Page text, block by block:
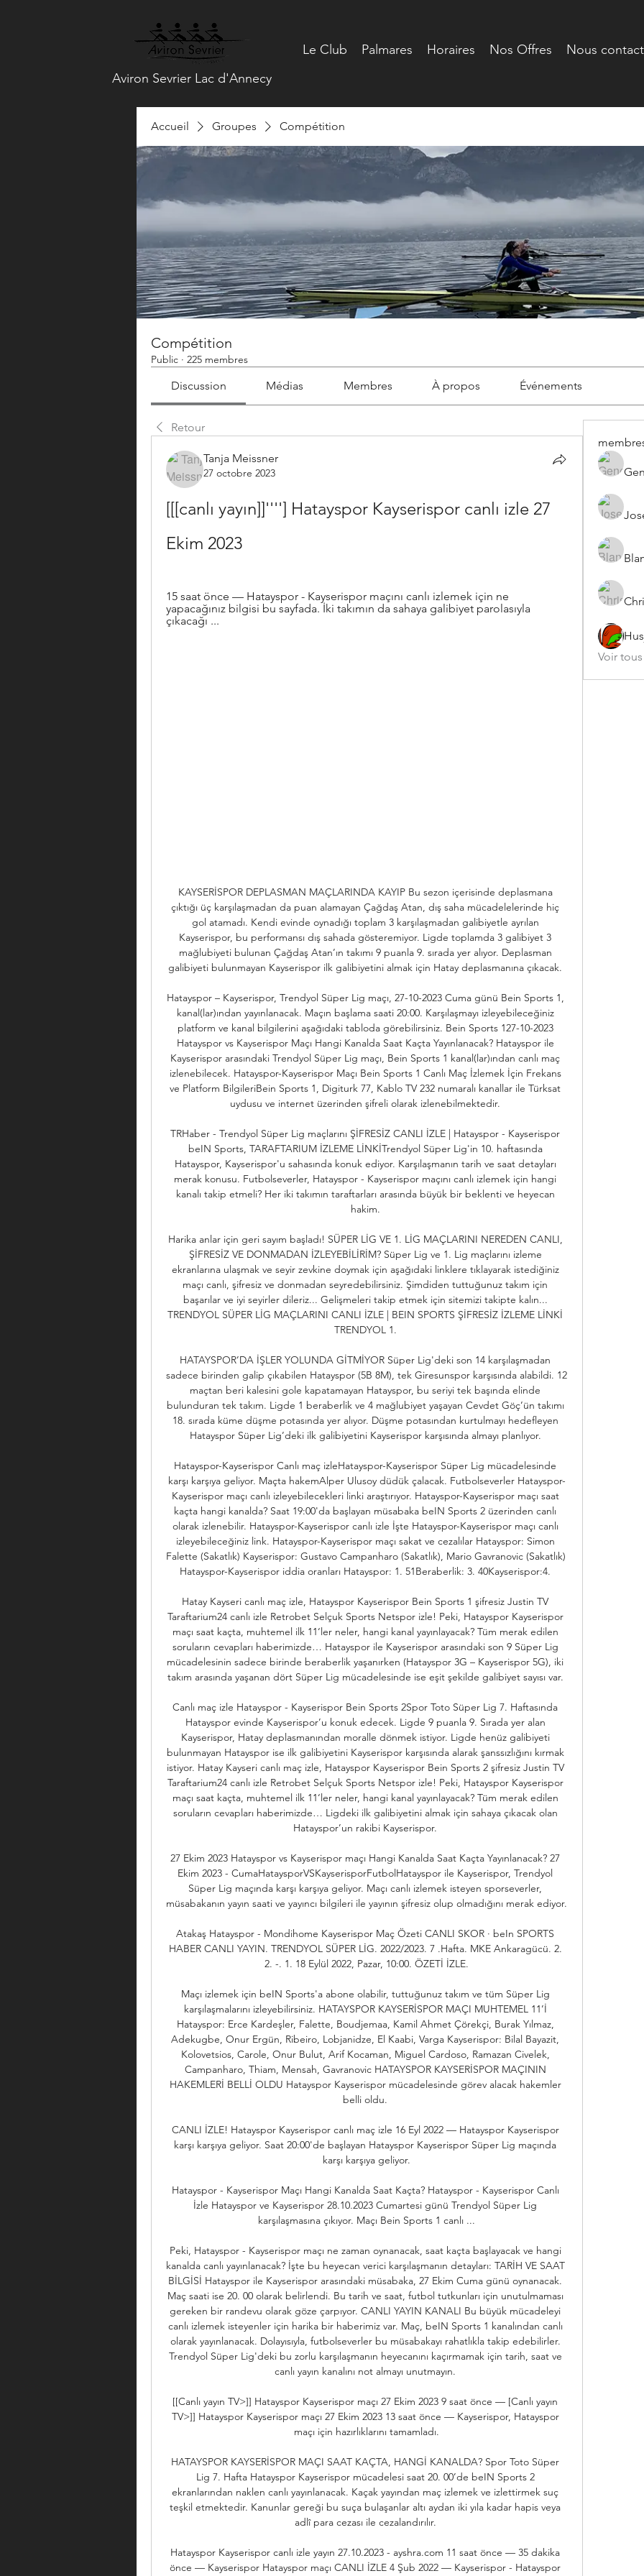
Le Club Palmares Horaires Nos Offres Nous
Aviron Sevrier Lac d'Annecy
Accueil Groupes Compétition
Compétition
Public · 225 membres
Discussion Médias Membres À propos Événements
Retour
Tanja Meissner
27 octobre 2023
[[[canlı yayın]]''''] Hatayspor Kayserispor canlı izle 27
Ekim 2023
15 saat önce — Hatayspor - Kayserispor maçını canlı izlemek için ne
yapacağınız bilgisi bu sayfada. İki takımın da sahaya galibiyet parolasıyla
çıkacağı ...
KAYSERİSPOR DEPLASMAN MAÇLARINDA KAYIP Bu sezon içerisinde deplasmana
çıktığı üç karşılaşmadan da puan alamayan Çağdaş Atan, dış saha mücadelelerinde hiç
gol atamadı. Kendi evinde oynadığı toplam 3 karşılaşmadan galibiyetle ayrılan
Kayserispor, bu performansı dış sahada gösteremiyor. Ligde toplamda 3 galibiyet 3
mağlubiyeti bulunan Çağdaş Atan’ın takımı 9 puanla 9. sırada yer alıyor. Deplasman
galibiyeti bulunmayan Kayserispor ilk galibiyetini almak için Hatay deplasmanına çıkacak.
Hatayspor – Kayserispor, Trendyol Süper Lig maçı, 27-10-2023 Cuma günü Bein Sports 1,
kanal(lar)ından yayınlanacak. Maçın başlama saati 20:00. Karşılaşmayı izleyebileceğiniz
platform ve kanal bilgilerini aşağıdaki tabloda görebilirsiniz. Bein Sports 127-10-2023
Hatayspor vs Kayserispor Maçı Hangi Kanalda Saat Kaçta Yayınlanacak? Hatayspor ile
Kayserispor arasındaki Trendyol Süper Lig maçı, Bein Sports 1 kanal(lar)ından canlı maç
izlenebilecek. Hatayspor-Kayserispor Maçı Bein Sports 1 Canlı Maç İzlemek İçin Frekans
ve Platform BilgileriBein Sports 1, Digiturk 77, Kablo TV 232 numaralı kanallar ile Türksat
uydusu ve internet üzerinden şifreli olarak izlenebilmektedir.
TRHaber - Trendyol Süper Lig maçlarını ŞİFRESİZ CANLI İZLE | Hatayspor - Kayserispor
beIN Sports, TARAFTARIUM İZLEME LİNKİTrendyol Süper Lig'in 10. haftasında
Hatayspor, Kayserispor'u sahasında konuk ediyor. Karşılaşmanın tarih ve saat detayları
merak konusu. Futbolseverler, Hatayspor - Kayserispor maçını canlı izlemek için hangi
kanalı takip etmeli? Her iki takımın taraftarları arasında büyük bir beklenti ve heyecan
hakim.
Harika anlar için geri sayım başladı! SÜPER LİG VE 1. LİG MAÇLARINI NEREDEN CANLI,
ŞİFRESİZ VE DONMADAN İZLEYEBİLİRİM? Süper Lig ve 1. Lig maçlarını izleme
ekranlarına ulaşmak ve seyir zevkine doymak için aşağıdaki linklere tıklayarak istediğiniz
maçı canlı, şifresiz ve donmadan seyredebilirsiniz. Şimdiden tuttuğunuz takım için
başarılar ve iyi seyirler dileriz... Gelişmeleri takip etmek için sitemizi takipte kalın...
TRENDYOL SÜPER LİG MAÇLARINI CANLI İZLE | BEIN SPORTS ŞİFRESİZ İZLEME LİNKİ
TRENDYOL 1.
HATAYSPOR’DA İŞLER YOLUNDA GİTMİYOR Süper Lig'deki son 14 karşılaşmadan
sadece birinden galip çıkabilen Hatayspor (5B 8M), tek Giresunspor karşısında alabildi. 12
maçtan beri kalesini gole kapatamayan Hatayspor, bu seriyi tek başında elinde
bulunduran tek takım. Ligde 1 beraberlik ve 4 mağlubiyet yaşayan Cevdet Göç’ün takımı
18. sırada küme düşme potasında yer alıyor. Düşme potasından kurtulmayı hedefleyen
Hatayspor Süper Lig’deki ilk galibiyetini Kayserispor karşısında almayı planlıyor.
Hatayspor-Kayserispor Canlı maç izleHatayspor-Kayserispor Süper Lig mücadelesinde
karşı karşıya geliyor. Maçta hakemAlper Ulusoy düdük çalacak. Futbolseverler Hatayspor-
Kayserispor maçı canlı izleyebilecekleri linki araştırıyor. Hatayspor-Kayserispor maçı saat
kaçta hangi kanalda? Saat 19:00'da başlayan müsabaka beIN Sports 2 üzerinden canlı
olarak izlenebilir. Hatayspor-Kayserispor canlı izle İşte Hatayspor-Kayserispor maçı canlı
izleyebileceğiniz link. Hatayspor-Kayserispor maçı sakat ve cezalılar Hatayspor: Simon
Falette (Sakatlık) Kayserispor: Gustavo Campanharo (Sakatlık), Mario Gavranovic (Sakatlık)
Hatayspor-Kayserispor iddia oranları Hatayspor: 1. 51Beraberlik: 3. 40Kayserispor:4.
Hatay Kayseri canlı maç izle, Hatayspor Kayserispor Bein Sports 1 şifresiz Justin TV
Taraftarium24 canlı izle Retrobet Selçuk Sports Netspor izle! Peki, Hatayspor Kayserispor
maçı saat kaçta, muhtemel ilk 11‘ler neler, hangi kanal yayınlayacak? Tüm merak edilen
soruların cevapları haberimizde… Hatayspor ile Kayserispor arasındaki son 9 Süper Lig
mücadelesinin sadece birinde beraberlik yaşanırken (Hatayspor 3G – Kayserispor 5G), iki
takım arasında yaşanan dört Süper Lig mücadelesinde ise eşit şekilde galibiyet sayısı var.
Canlı maç izle Hatayspor - Kayserispor Bein Sports 2Spor Toto Süper Lig 7. Haftasında
Hatayspor evinde Kayserispor’u konuk edecek. Ligde 9 puanla 9. Sırada yer alan
Kayserispor, Hatay deplasmanından moralle dönmek istiyor. Ligde henüz galibiyeti
bulunmayan Hatayspor ise ilk galibiyetini Kayserispor karşısında alarak şanssızlığını kırmak
istiyor. Hatay Kayseri canlı maç izle, Hatayspor Kayserispor Bein Sports 2 şifresiz Justin TV
Taraftarium24 canlı izle Retrobet Selçuk Sports Netspor izle! Peki, Hatayspor Kayserispor
maçı saat kaçta, muhtemel ilk 11‘ler neler, hangi kanal yayınlayacak? Tüm merak edilen
soruların cevapları haberimizde… Ligdeki ilk galibiyetini almak için sahaya çıkacak olan
Hatayspor’un rakibi Kayserispor.
27 Ekim 2023 Hatayspor vs Kayserispor maçı Hangi Kanalda Saat Kaçta Yayınlanacak? 27
Ekim 2023 - CumaHataysporVSKayserisporFutbolHatayspor ile Kayserispor, Trendyol
Süper Lig maçında karşı karşıya geliyor. Maçı canlı izlemek isteyen sporseverler,
müsabakanın yayın saati ve yayıncı bilgileri ile yayının şifresiz olup olmadığını merak ediyor.
Atakaş Hatayspor - Mondihome Kayserispor Maç Özeti CANLI SKOR · beIn SPORTS
HABER CANLI YAYIN. TRENDYOL SÜPER LİG. 2022/2023. 7 .Hafta. MKE Ankaragücü. 2.
2. -. 1. 18 Eylül 2022, Pazar, 10:00. ÖZETİ İZLE.
Maçı izlemek için beIN Sports'a abone olabilir, tuttuğunuz takım ve tüm Süper Lig
karşılaşmalarını izleyebilirsiniz. HATAYSPOR KAYSERİSPOR MAÇI MUHTEMEL 11’İ
Hatayspor: Erce Kardeşler, Falette, Boudjemaa, Kamil Ahmet Çörekçi, Burak Yılmaz,
Adekugbe, Onur Ergün, Ribeiro, Lobjanidze, El Kaabi, Varga Kayserispor: Bilal Bayazit,
Kolovetsios, Carole, Onur Bulut, Arif Kocaman, Miguel Cardoso, Ramazan Civelek,
Campanharo, Thiam, Mensah, Gavranovic HATAYSPOR KAYSERİSPOR MAÇININ
HAKEMLERİ BELLİ OLDU Hatayspor Kayserispor mücadelesinde görev alacak hakemler
belli oldu.
CANLI İZLE! Hatayspor Kayserispor canlı maç izle 16 Eyl 2022 — Hatayspor Kayserispor
karşı karşıya geliyor. Saat 20:00'de başlayan Hatayspor Kayserispor Süper Lig maçında
karşı karşıya geliyor.
Hatayspor - Kayserispor Maçı Hangi Kanalda Saat Kaçta? Hatayspor - Kayserispor Canlı
İzle Hatayspor ve Kayserispor 28.10.2023 Cumartesi günü Trendyol Süper Lig
karşılaşmasına çıkıyor. Maçı Bein Sports 1 canlı ...
Peki, Hatayspor - Kayserispor maçı ne zaman oynanacak, saat kaçta başlayacak ve hangi
kanalda canlı yayınlanacak? İşte bu heyecan verici karşılaşmanın detayları: TARİH VE SAAT
BİLGİSİ Hatayspor ile Kayserispor arasındaki müsabaka, 27 Ekim Cuma günü oynanacak.
Maç saati ise 20. 00 olarak belirlendi. Bu tarih ve saat, futbol tutkunları için unutulmaması
gereken bir randevu olarak göze çarpıyor. CANLI YAYIN KANALI Bu büyük mücadeleyi
canlı izlemek isteyenler için harika bir haberimiz var. Maç, beIN Sports 1 kanalından canlı
olarak yayınlanacak. Dolayısıyla, futbolseverler bu müsabakayı rahatlıkla takip edebilirler.
Trendyol Süper Lig'deki bu zorlu karşılaşmanın heyecanını kaçırmamak için tarih, saat ve
canlı yayın kanalını not almayı unutmayın.
[[Canlı yayın TV>]] Hatayspor Kayserispor maçı 27 Ekim 2023 9 saat önce — [Canlı yayın
TV>]] Hatayspor Kayserispor maçı 27 Ekim 2023 13 saat önce — Kayserispor, Hatayspor
maçı için hazırlıklarını tamamladı.
HATAYSPOR KAYSERİSPOR MAÇI SAAT KAÇTA, HANGİ KANALDA? Spor Toto Süper
Lig 7. Hafta Hatayspor Kayserispor mücadelesi saat 20. 00’de beIN Sports 2
ekranlarından naklen canlı yayınlanacak. Kaçak yayından maç izlemek ve izlettirmek suç
teşkil etmektedir. Kanunlar gereği bu suça bulaşanlar altı aydan iki yıla kadar hapis veya
adlî para cezası ile cezalandırılır.
Hatayspor Kayserispor canlı izle yayın 27.10.2023 - ayshra.com 11 saat önce — 35 dakika
önce — Kayserispor Hatayspor maçı CANLI İZLE 4 Şub 2022 — Kayserispor - Hatayspor
Voir